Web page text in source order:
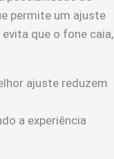
permite um ajuste
que o fone caia,
ajuste reduzem
a experiência